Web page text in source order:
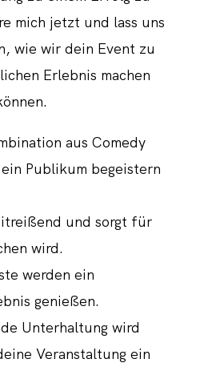
mich jetzt und lass uns
wie wir dein Event zu
Erlebnis machen
aus Comedy
Publikum begeistern
und sorgt für
wird.
werden ein
genießen.
Unterhaltung wird
Veranstaltung ein